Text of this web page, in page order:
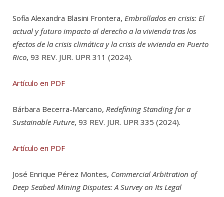
Sofía Alexandra Blasini Frontera, Embrollados en crisis: El
actual y futuro impacto al derecho a la vivienda tras los
efectos de la crisis climática y la crisis de vivienda en Puerto
Rico, 93 REV. JUR. UPR 311 (2024).
Artículo en PDF
Bárbara Becerra-Marcano, Redefining Standing for a
Sustainable Future, 93 REV. JUR. UPR 335 (2024).
Artículo en PDF
José Enrique Pérez Montes, Commercial Arbitration of
Deep Seabed Mining Disputes: A Survey on Its Legal